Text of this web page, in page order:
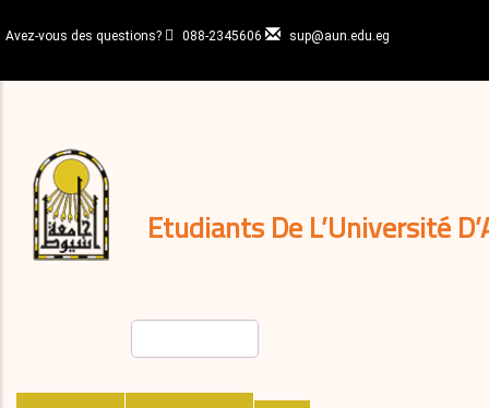
au
principal
Avez-vous des questions? 088-2345606 sup@aun.edu.eg
Etudiants De L’Université
décisions
Expatriés
Journal